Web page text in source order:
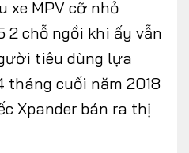
xe MPV cỡ nhỏ
2 chỗ ngồi khi ấy vẫn
tiêu dùng lựa
tháng cuối năm 2018
Xpander bán ra thị